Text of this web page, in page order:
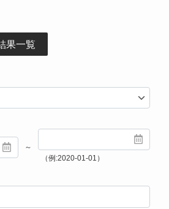
果一覧
～
（例:2020-01-01）